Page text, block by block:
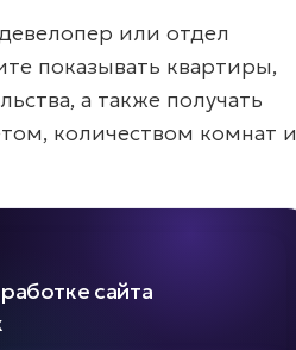
или отдел
показывать квартиры,
а также получать
количеством комнат и
сайта